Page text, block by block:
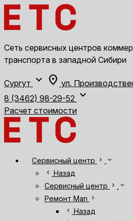
Сеть сервисных центров
транспорта в западной Сибири
Сургут expand_more location_on ул.
8 (3462) 98-29-52 expand_more
Расчет стоимости
Сервисный центр chevron_right
expand_more
chevron_left Назад
Сервисный центр
chevron_right expand_more
Ремонт Man
chevron_right
chevron_left Назад